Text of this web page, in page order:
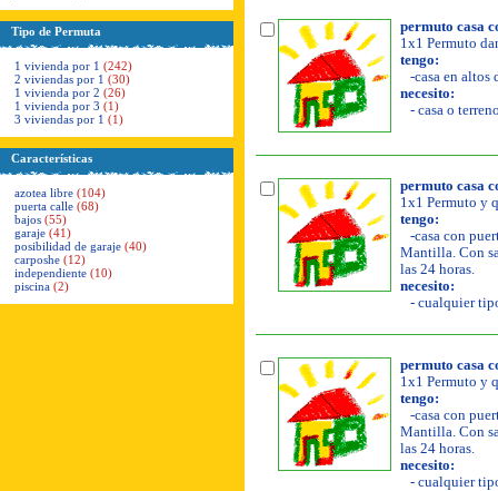
Tipo de Permuta
1 vivienda por 1 (242)
2 viviendas por 1 (30)
1 vivienda por 2 (26)
1 vivienda por 3 (1)
3 viviendas por 1 (1)
Características
azotea libre (104)
puerta calle (68)
bajos (55)
garaje (41)
posibilidad de garaje (40)
carposhe (12)
independiente (10)
piscina (2)
permuto casa
1x1 Permuto
tengo:
-casa en altos
necesito:
- casa o
permuto casa
1x1 Permuto y
tengo:
-casa con
Mantilla. Con
las 24 horas.
necesito:
- cualquier
permuto casa
1x1 Permuto y
tengo:
-casa con
Mantilla. Con
las 24 horas.
necesito:
- cualquier